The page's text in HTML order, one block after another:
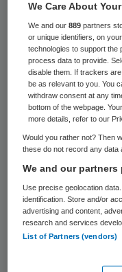
soepeler zijn
voor bewoners,
om helemaal
Verenso, de
de
vereniging zijn
coronavirus
het gevaar van
De situatie is in
We Care About
We and our889 partners
or unique identifiers, on
technologies to support the
process data to provide.
disable them. If trackers
be as relevant to you. You
withdraw consent at any
bottom of the webpage.
more details, refer to our
Would you rather not? Then
these do not record any data
We and our
Use precise geolocation
identification. Store and/or
advertising and content,
research and services
List of Partners (vendors)